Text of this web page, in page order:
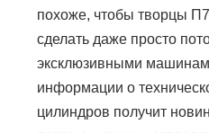
похоже, чтобы творцы
сделать даже просто
эксклюзивными
информации о
цилиндров получит